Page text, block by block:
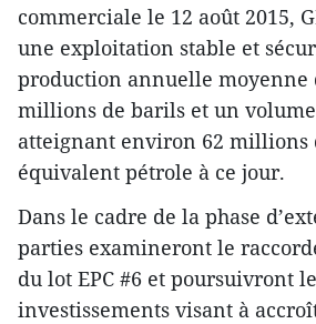
commerciale le 12 août 2015,
une exploitation stable et
production annuelle moyenne
millions de barils et un
atteignant environ 62 millions
équivalent pétrole à ce jour.
Dans le cadre de la phase
parties examineront le
du lot EPC #6 et poursuivront
investissements visant à